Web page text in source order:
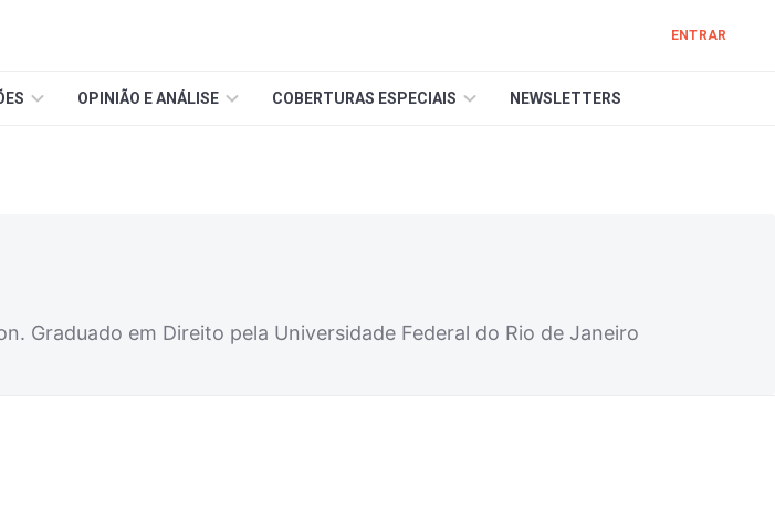
ENTRAR
OPINIÃO E ANÁLISE COBERTURAS ESPECIAIS NEWSLETTERS
Graduado em Direito pela Universidade Federal do Rio de Janeiro